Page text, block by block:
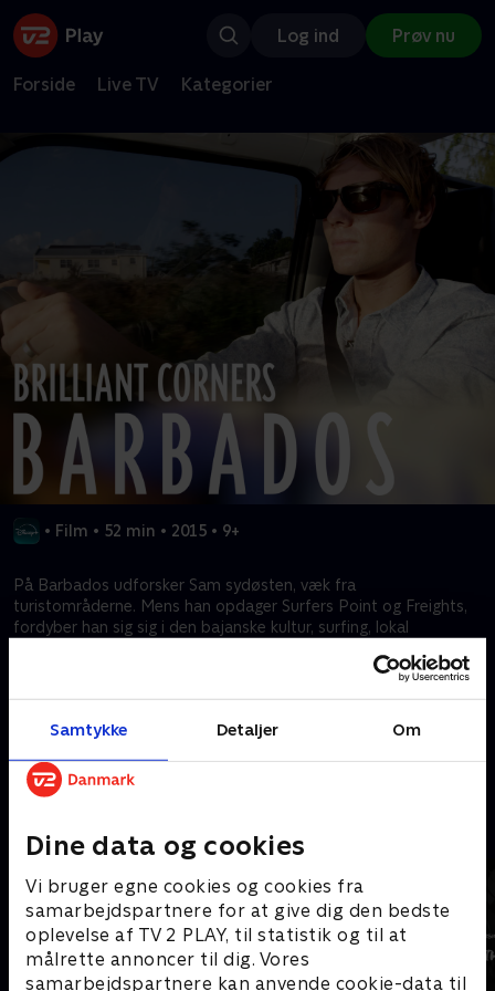
Samtykke Detaljer Om
Dine data og cookies
Vi bruger egne cookies og cookies fra
samarbejdspartnere for at give dig den bedste
oplevelse af TV 2 PLAY, til statistik og til at
målrette annoncer til dig. Vores
samarbejdspartnere kan anvende cookie-data til
Log ind Prøv nu
Forside Live TV Kategorier
• Film • 52 min • 2015 • 9+
På Barbados udforsker Sam sydøsten, væk fra
turistområderne. Mens han opdager Surfers Point og Freights,
fordyber han sig sig i den bajanske kultur, surfing, lokal
paralleller til sit hjem i Cornwall i Storbritannien, finder Sam
Kræver tilkøb
Mere indhold fra Disney+